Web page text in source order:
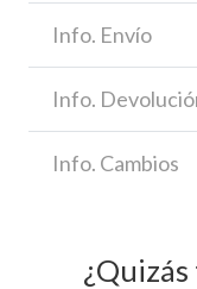
Info. Envío
Info.
Info. Cambios